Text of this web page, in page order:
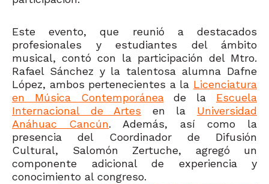
Este evento, que reunió a destacados
profesionales y estudiantes del ámbito
musical, contó con la participación del Mtro.
Rafael Sánchez y la talentosa alumna Dafne
López, ambos pertenecientes a la Licenciatura
en Música Contemporáneade la Escuela
Internacional de Artes en la Universidad
Anáhuac Cancún. Además, así como la
presencia del Coordinador de Difusión
Cultural, Salomón Zertuche, agregó un
componente adicional de experiencia y
conocimiento al congreso.